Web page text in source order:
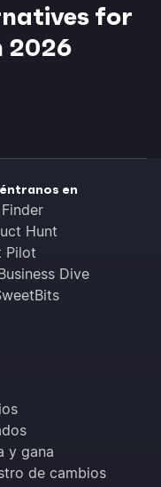
for
2026
en
Hunt
Pilot
Dive
y gana
de cambios